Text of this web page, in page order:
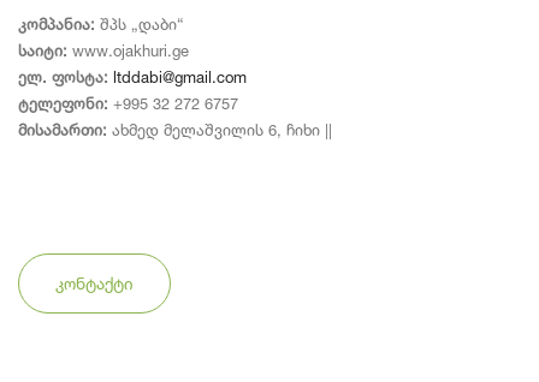
კომპანია: შპს „დაბი“
საიტი: www.ojakhuri.ge
ელ. ფოსტა: ltddabi@gmail.com
ტელეფონი: +995 32 272 6757
მისამართი: ახმედ მელაშვილის 6, ჩიხი ||
კონტაქტი